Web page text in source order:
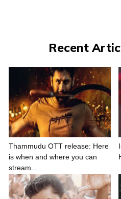
Recent
Thammudu OTT release: Here
is when and where you can
stream...